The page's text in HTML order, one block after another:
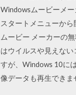
Windowsムービーメ
スタートメニューか
ムービー メーカーの
はウイルスや見えな
すが、Windows 10に
像データも再生できま